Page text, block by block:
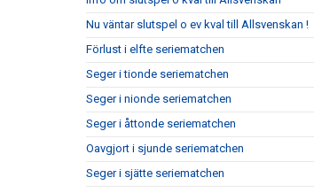
Nu väntar slutspel o ev kval till Allsvenskan !
Förlust i elfte seriematchen
Seger i tionde seriematchen
Seger i nionde seriematchen
Seger i åttonde seriematchen
Oavgjort i sjunde seriematchen
Seger i sjätte seriematchen